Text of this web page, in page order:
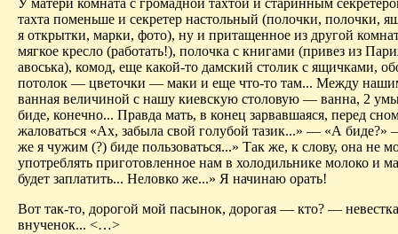
У матери комната с громадной тахтой и старинным
тахта поменьше и секретер настольный (полочки, полочки,
я открытки, марки, фото), ну и притащенное из другой
мягкое кресло (работать!), полочка с книгами (привез из
авоська), комод, еще какой-то дамский столик с ящичками,
потолок — цветочки — маки и еще что-то там... Между
ванная величиной с нашу киевскую столовую — ванна, 2
биде, конечно... Правда мать, в конец зарвавшаяся, перед
жаловаться «Ах, забыла свой голубой тазик...» — «А
же я чужим (?) биде пользоваться...» Так же, к слову, она не
употреблять приготовленное нам в холодильнике молоко и
будет заплатить... Неловко же...» Я начинаю орать!
Вот так-то, дорогой мой пасынок, дорогая — кто? —
внученок... <…>